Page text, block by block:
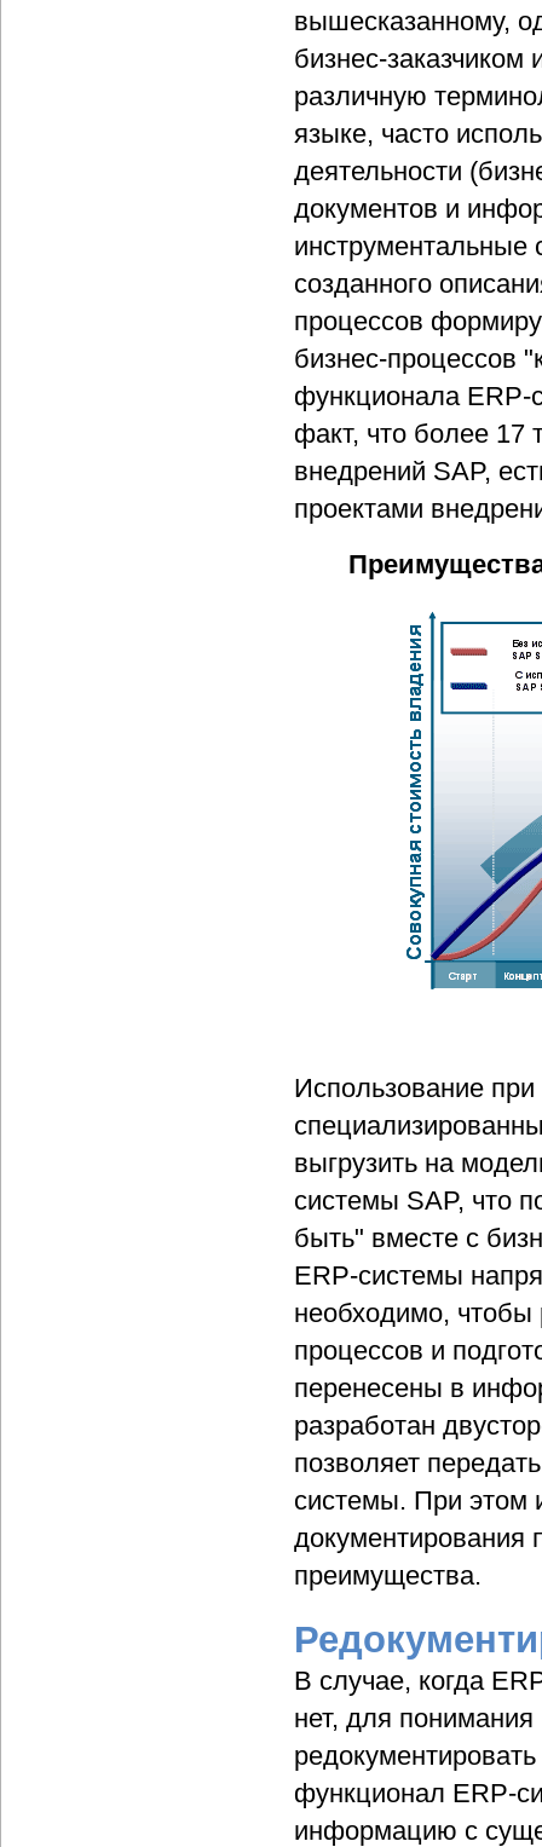
вышесказанному,
бизнес-
различную
языке, часто
деятельности
документов и
инструментальные
созданного
процессов
бизнес-процессов
функционала ERP-
факт, что более 17
внедрений SAP,
проектами
Использование
выгрузить на
системы SAP, что
быть" вместе с
ERP-системы
необходимо, чтобы
процессов и
перенесены в
разработан
позволяет
системы. При этом
документирования
преимущества.
В случае, когда
нет, для
функционал ERP-
информацию с